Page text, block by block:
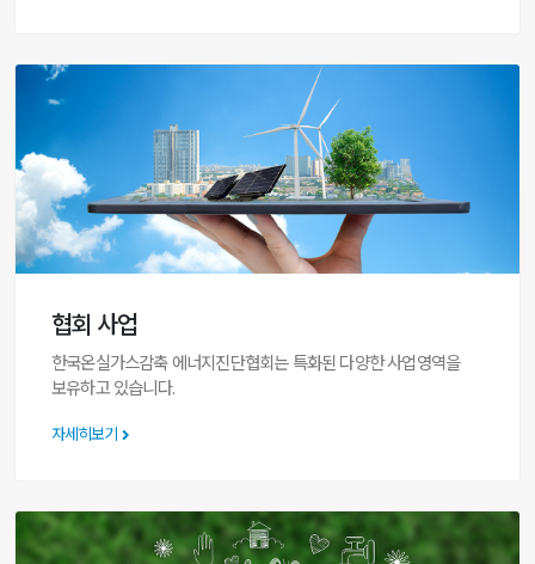
협회 사업
한국온실가스감축 에너지진단협회는 특화된 다양한 사업영역을
보유하고 있습니다.
자세히보기